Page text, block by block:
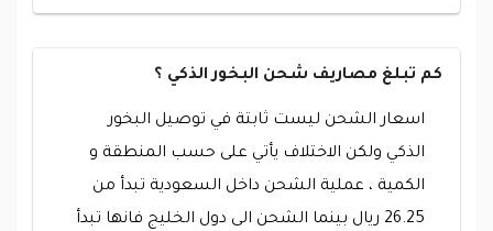
كم تبلغ مصاريف شحن البخور الذكي ؟
اسعار الشحن ليست ثابتة في توصيل البخور
الذكي ولكن الاختلاف يأتي على حسب المنطقة و
الكمية ، عملية الشحن داخل السعودية تبدأ من
26.25 ريال بينما الشحن الى دول الخليج فانها تبدأ